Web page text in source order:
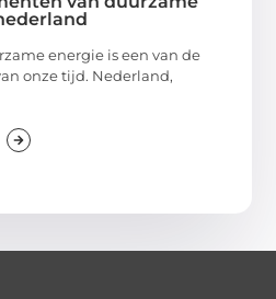
energie is een van de
onze tijd. Nederland,